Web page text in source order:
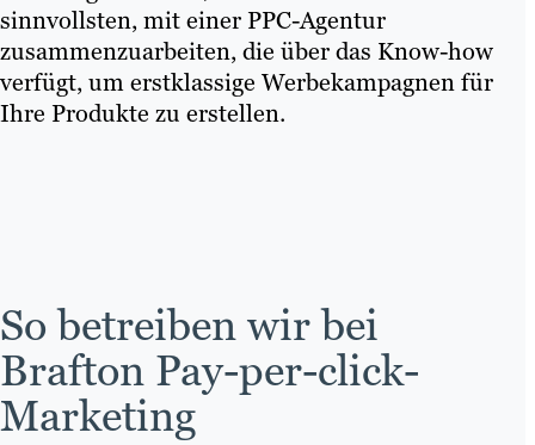
sinnvollsten, mit einer PPC-Agentur
zusammenzuarbeiten, die über das Know-how
verfügt, um erstklassige Werbekampagnen für
Ihre Produkte zu erstellen.
So betreiben wir bei
Brafton Pay-per-click-
Marketing